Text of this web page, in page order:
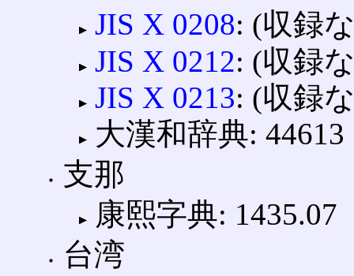
JIS X 0208: (収録
JIS X 0212: (収録
JIS X 0213: (収録
大漢和辞典: 44613
支那
康熙字典: 1435.07
台湾